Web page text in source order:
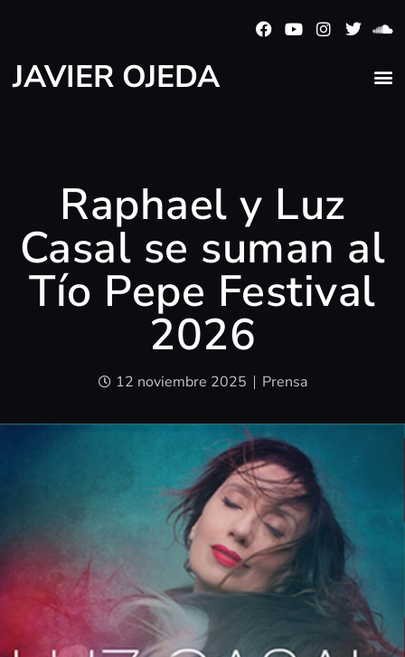
JAVIER OJEDA
Raphael y Luz
Casal se suman al
Tío Pepe Festival
2026
12 noviembre 2025 Prensa